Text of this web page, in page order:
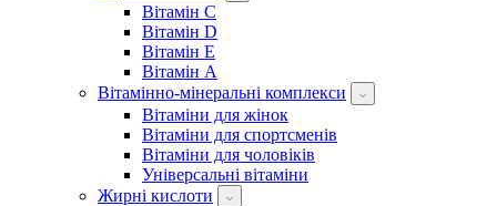
Вітамін C
Вітамін D
Вітамін E
Вітамін А
Вітамінно-мінеральні комплекси
Вітаміни для жінок
Вітаміни для спортсменів
Вітаміни для чоловіків
Універсальні вітаміни
Жирні кислоти